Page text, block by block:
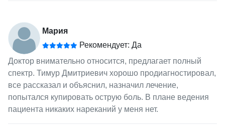
Мария
Рекомендует: Да
Доктор внимательно относится, предлагает полный
спектр. Тимур Дмитриевич хорошо продиагностировал,
все рассказал и объяснил, назначил лечение,
попытался купировать острую боль. В плане ведения
пациента никаких нареканий у меня нет.